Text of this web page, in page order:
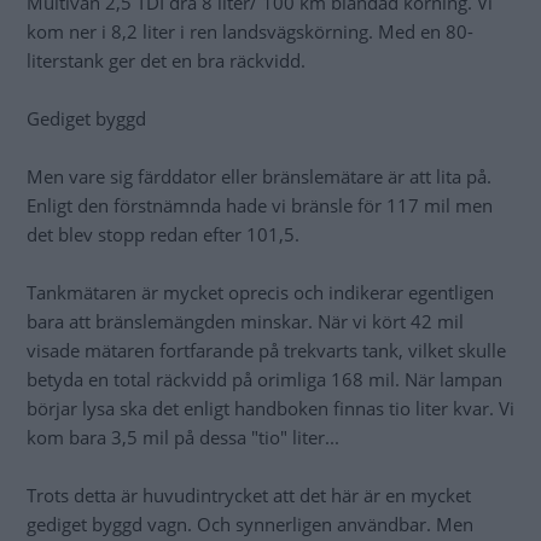
kom ner i 8,2 liter i ren landsvägskörning. Med en 80-
literstank ger det en bra räckvidd.
Gediget byggd
Men vare sig färddator eller bränslemätare är att lita på.
Enligt den förstnämnda hade vi bränsle för 117 mil men
det blev stopp redan efter 101,5.
Tankmätaren är mycket oprecis och indikerar egentligen
bara att bränslemängden minskar. När vi kört 42 mil
visade mätaren fortfarande på trekvarts tank, vilket skulle
betyda en total räckvidd på orimliga 168 mil. När lampan
börjar lysa ska det enligt handboken finnas tio liter kvar. Vi
kom bara 3,5 mil på dessa "tio" liter...
Trots detta är huvudintrycket att det här är en mycket
gediget byggd vagn. Och synnerligen användbar. Men